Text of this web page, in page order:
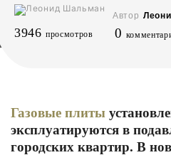
Автор
3946 просмотров 0
Газовые плиты
эксплуатируются в
городских квартир. В